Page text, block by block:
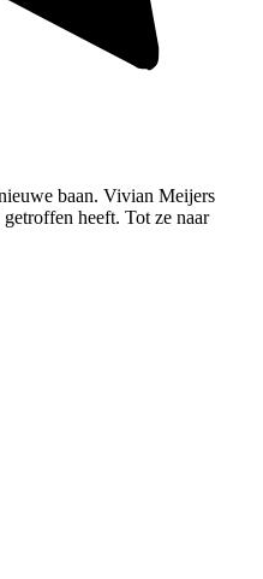
baan. Vivian Meijers
heeft. Tot ze naar